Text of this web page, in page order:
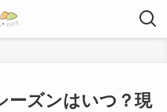
ーズンはいつ？現